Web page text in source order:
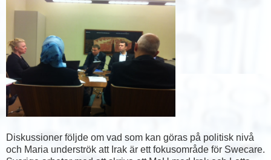
Diskussioner följde om vad som kan göras på politisk nivå
och Maria underströk att Irak är ett fokusområde för Swecare.